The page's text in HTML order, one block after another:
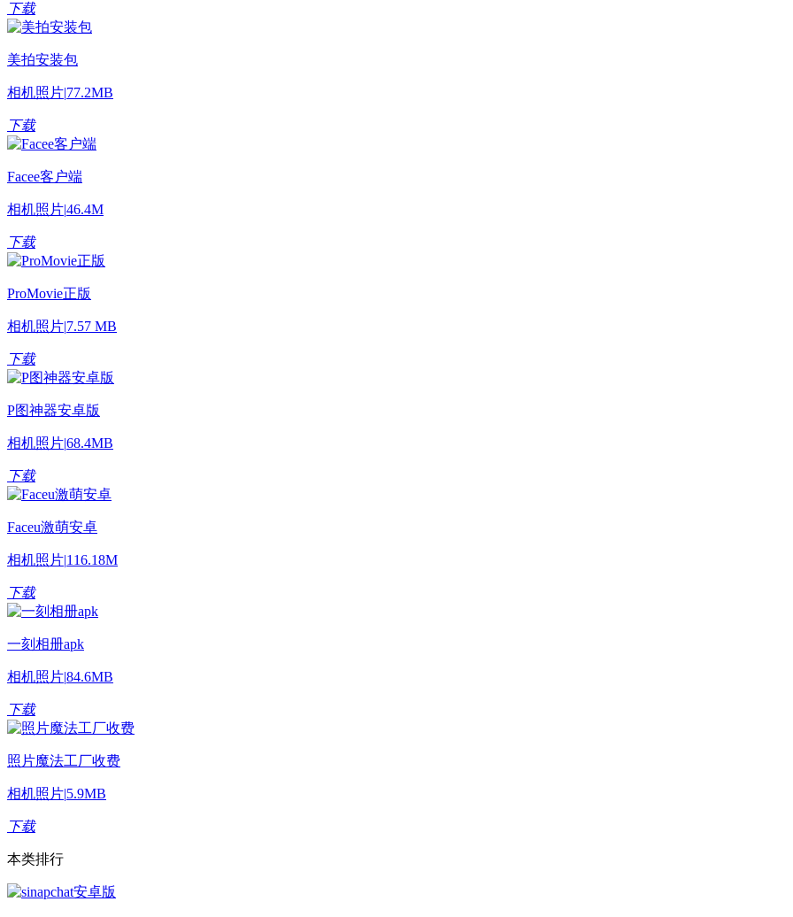
下载
美拍安装包
相机照片|77.2MB
下载
Facee客户端
相机照片|46.4M
下载
ProMovie正版
相机照片|7.57 MB
下载
P图神器安卓版
相机照片|68.4MB
下载
Faceu激萌安卓
相机照片|116.18M
下载
一刻相册apk
相机照片|84.6MB
下载
照片魔法工厂收费
相机照片|5.9MB
下载
本类排行